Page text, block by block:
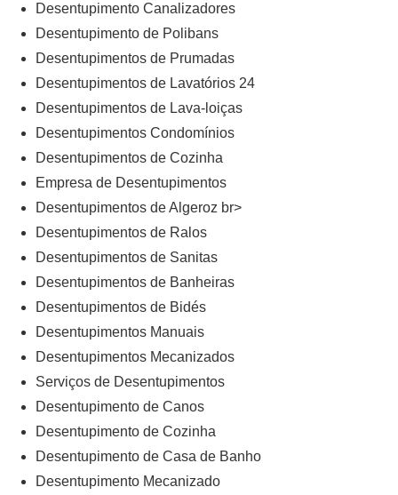
Desentupimento Canalizadores
Desentupimento de Polibans
Desentupimentos de Prumadas
Desentupimentos de Lavatórios 24
Desentupimentos de Lava-loiças
Desentupimentos Condomínios
Desentupimentos de Cozinha
Empresa de Desentupimentos
Desentupimentos de Algeroz br>
Desentupimentos de Ralos
Desentupimentos de Sanitas
Desentupimentos de Banheiras
Desentupimentos de Bidés
Desentupimentos Manuais
Desentupimentos Mecanizados
Serviços de Desentupimentos
Desentupimento de Canos
Desentupimento de Cozinha
Desentupimento de Casa de Banho
Desentupimento Mecanizado